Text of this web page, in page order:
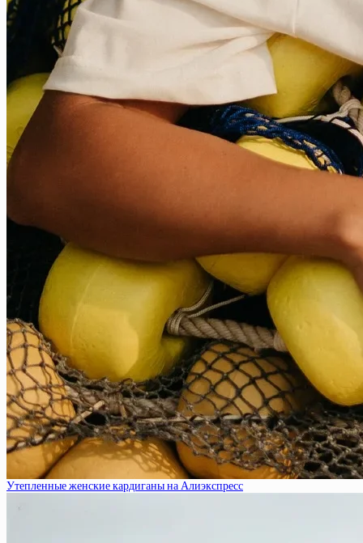
Утепленные женские кардиганы на Алиэкспресс